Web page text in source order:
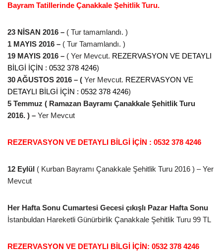
Bayram Tatillerinde Çanakkale Şehitlik Turu.
23 NİSAN 2016 – ( Tur tamamlandı. )
1 MAYIS 2016 – ( Tur Tamamlandı. )
19 MAYIS 2016 – ( Yer Mevcut. REZERVASYON VE DETAYLI
BİLGİ İÇİN : 0532 378 4246)
30 AĞUSTOS 2016 – ( Yer Mevcut. REZERVASYON VE
DETAYLI BİLGİ İÇİN : 0532 378 4246)
5 Temmuz ( Ramazan Bayramı Çanakkale Şehitlik Turu
2016. ) – Yer Mevcut
REZERVASYON VE DETAYLI BİLGİ İÇİN : 0532 378 4246
12 Eylül ( Kurban Bayramı Çanakkale Şehitlik Turu 2016 ) – Yer
Mevcut
Her Hafta Sonu Cumartesi Gecesi çıkışlı Pazar Hafta Sonu
İstanbuldan Hareketli Günürbirlik Çanakkale Şehitlik Turu 99 TL
REZERVASYON VE DETAYLI BİLGİ İÇİN: 0532 378 4246